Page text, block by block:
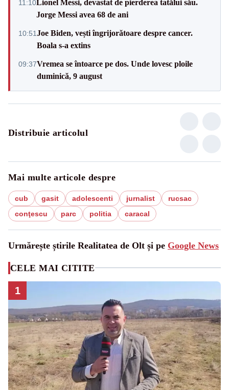
11:10Lionel Messi, devastat de pierderea tatălui său.
Jorge Messi avea 68 de ani
10:51Joe Biden, vești îngrijorătoare despre cancer.
Boala s-a extins
09:37Vremea se întoarce pe dos. Unde lovesc ploile
duminică, 9 august
Distribuie articolul
Mai multe articole despre
cub gasit adolescenti jurnalist
rucsac
conţescu
parc politia caracal
Urmărește știrile Realitatea de Olt și pe Google News
CELE MAI CITITE
1